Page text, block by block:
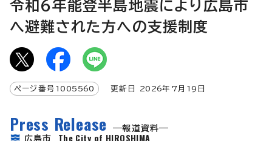
令和6年能登半島地震により広島市
へ避難された方への支援制度
ページ番号 1005560 更新日 2026年7月 19 日
Press Release
報道資料
広島市 The City of HIROSHIMA